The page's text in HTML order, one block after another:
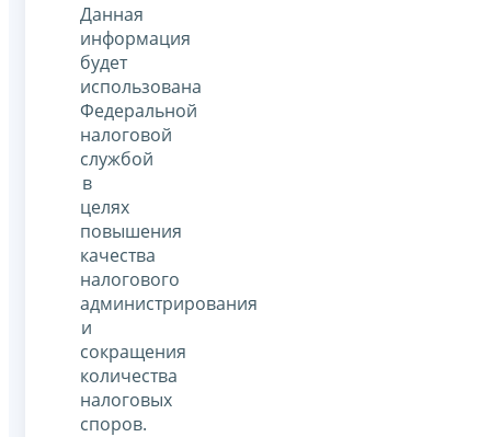
Данная
информация
будет
использована
Федеральной
налоговой
службой
в
целях
повышения
качества
налогового
администрирования
и
сокращения
количества
налоговых
споров.